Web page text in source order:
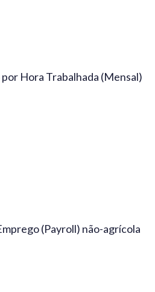
Hora Trabalhada (Mensal)
(Payroll) não-agrícola